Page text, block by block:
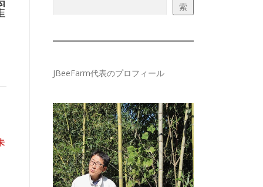
索
JBeeFarm代表のプロフィール